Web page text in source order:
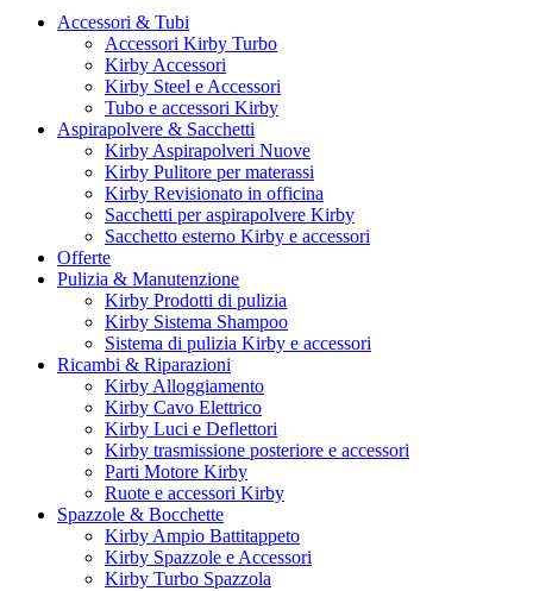
Accessori & Tubi
Accessori Kirby Turbo
Kirby Accessori
Kirby Steel e Accessori
Tubo e accessori Kirby
Aspirapolvere & Sacchetti
Kirby Aspirapolveri Nuove
Kirby Pulitore per materassi
Kirby Revisionato in officina
Sacchetti per aspirapolvere Kirby
Sacchetto esterno Kirby e accessori
Offerte
Pulizia & Manutenzione
Kirby Prodotti di pulizia
Kirby Sistema Shampoo
Sistema di pulizia Kirby e accessori
Ricambi & Riparazioni
Kirby Alloggiamento
Kirby Cavo Elettrico
Kirby Luci e Deflettori
Kirby trasmissione posteriore e accessori
Parti Motore Kirby
Ruote e accessori Kirby
Spazzole & Bocchette
Kirby Ampio Battitappeto
Kirby Spazzole e Accessori
Kirby Turbo Spazzola